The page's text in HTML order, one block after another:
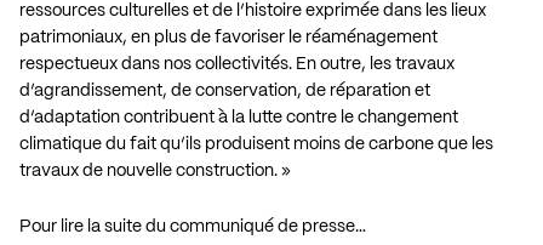
ressources culturelles et de l’histoire exprimée dans les lieux
patrimoniaux, en plus de favoriser le réaménagement
respectueux dans nos collectivités. En outre, les travaux
d’agrandissement, de conservation, de réparation et
d’adaptation contribuent à la lutte contre le changement
climatique du fait qu’ils produisent moins de carbone que les
travaux de nouvelle construction. »
Pour lire la suite du communiqué de presse…